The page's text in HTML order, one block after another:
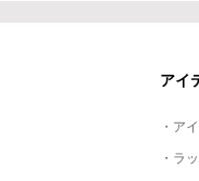
アイ
・ア
・ラ